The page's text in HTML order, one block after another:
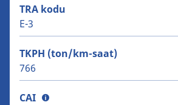
TRA kodu
E-3
TKPH (ton/km-saat)
766
CAI